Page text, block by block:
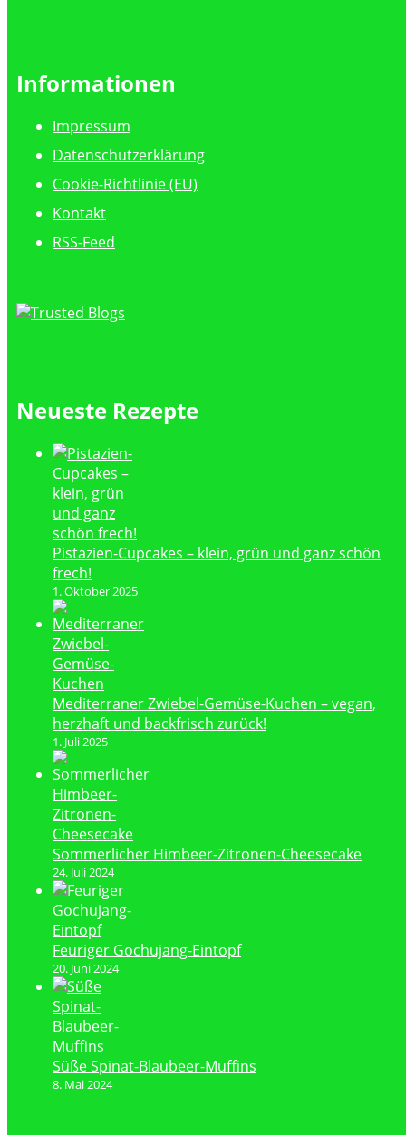
Informationen
Impressum
Datenschutzerklärung
Cookie-Richtlinie (EU)
Kontakt
RSS-Feed
Neueste Rezepte
Pistazien-Cupcakes – klein, grün und ganz schön
frech!
1. Oktober 2025
Mediterraner Zwiebel-Gemüse-Kuchen – vegan,
herzhaft und backfrisch zurück!
1. Juli 2025
Sommerlicher Himbeer-Zitronen-Cheesecake
24. Juli 2024
Feuriger Gochujang-Eintopf
20. Juni 2024
Süße Spinat-Blaubeer-Muffins
8. Mai 2024